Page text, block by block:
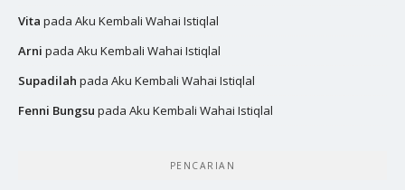
Vita pada Aku Kembali Wahai Istiqlal
Arni pada Aku Kembali Wahai Istiqlal
Supadilah pada Aku Kembali Wahai Istiqlal
Fenni Bungsu pada Aku Kembali Wahai Istiqlal
PENCARIAN